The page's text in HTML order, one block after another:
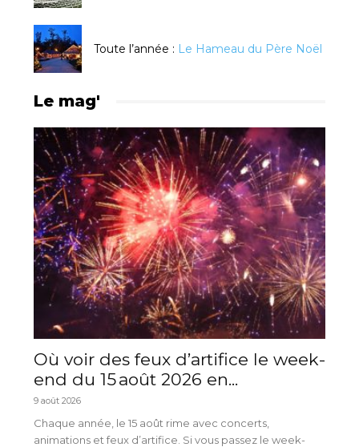
Toute l’année : Le Hameau du Père Noël
Le mag'
Où voir des feux d’artifice le week-
end du 15 août 2026 en...
9 août 2026
Chaque année, le 15 août rime avec concerts,
animations et feux d’artifice. Si vous passez le week-